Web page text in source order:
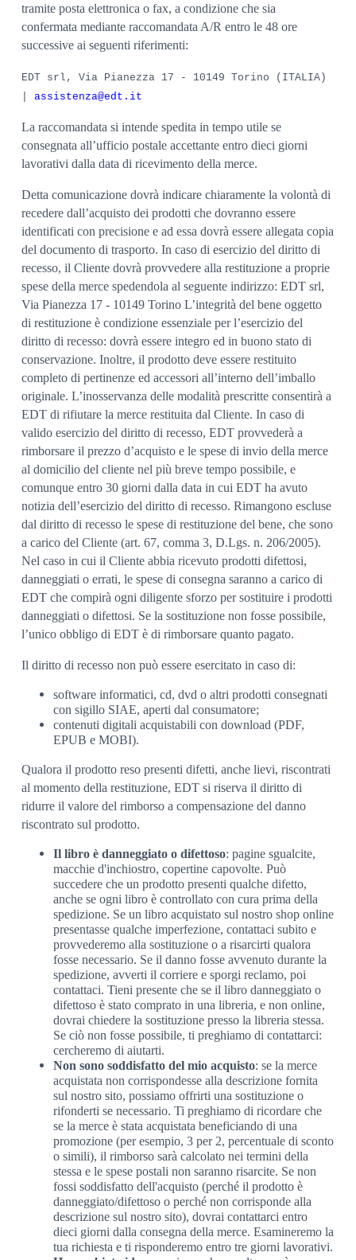
tramite posta elettronica o fax, a condizione che sia
confermata mediante raccomandata A/R entro le 48 ore
successive ai seguenti riferimenti:
EDT srl, Via Pianezza 17 - 10149 Torino (ITALIA)
|assistenza@edt.it
La raccomandata si intende spedita in tempo utile se
consegnata all’ufficio postale accettante entro dieci giorni
lavorativi dalla data di ricevimento della merce.
Detta comunicazione dovrà indicare chiaramente la volontà di
recedere dall’acquisto dei prodotti che dovranno essere
identificati con precisione e ad essa dovrà essere allegata copia
del documento di trasporto. In caso di esercizio del diritto di
recesso, il Cliente dovrà provvedere alla restituzione a proprie
spese della merce spedendola al seguente indirizzo: EDT srl,
Via Pianezza 17 - 10149 Torino L’integrità del bene oggetto
di restituzione è condizione essenziale per l’esercizio del
diritto di recesso: dovrà essere integro ed in buono stato di
conservazione. Inoltre, il prodotto deve essere restituito
completo di pertinenze ed accessori all’interno dell’imballo
originale. L’inosservanza delle modalità prescritte consentirà a
EDT di rifiutare la merce restituita dal Cliente. In caso di
valido esercizio del diritto di recesso, EDT provvederà a
rimborsare il prezzo d’acquisto e le spese di invio della merce
al domicilio del cliente nel più breve tempo possibile, e
comunque entro 30 giorni dalla data in cui EDT ha avuto
notizia dell’esercizio del diritto di recesso. Rimangono escluse
dal diritto di recesso le spese di restituzione del bene, che sono
a carico del Cliente (art. 67, comma 3, D.Lgs. n. 206/2005).
Nel caso in cui il Cliente abbia ricevuto prodotti difettosi,
danneggiati o errati, le spese di consegna saranno a carico di
EDT che compirà ogni diligente sforzo per sostituire i prodotti
danneggiati o difettosi. Se la sostituzione non fosse possibile,
l’unico obbligo di EDT è di rimborsare quanto pagato.
Il diritto di recesso non può essere esercitato in caso di:
software informatici, cd, dvd o altri prodotti consegnati
con sigillo SIAE, aperti dal consumatore;
contenuti digitali acquistabili con download (PDF,
EPUB e MOBI).
Qualora il prodotto reso presenti difetti, anche lievi, riscontrati
al momento della restituzione, EDT si riserva il diritto di
ridurre il valore del rimborso a compensazione del danno
riscontrato sul prodotto.
Il libro è danneggiato o difettoso: pagine sgualcite,
macchie d'inchiostro, copertine capovolte. Può
succedere che un prodotto presenti qualche difetto,
anche se ogni libro è controllato con cura prima della
spedizione. Se un libro acquistato sul nostro shop online
presentasse qualche imperfezione, contattaci subito e
provvederemo alla sostituzione o a risarcirti qualora
fosse necessario. Se il danno fosse avvenuto durante la
spedizione, avverti il corriere e sporgi reclamo, poi
contattaci. Tieni presente che se il libro danneggiato o
difettoso è stato comprato in una libreria, e non online,
dovrai chiedere la sostituzione presso la libreria stessa.
Se ciò non fosse possibile, ti preghiamo di contattarci:
cercheremo di aiutarti.
Non sono soddisfatto del mio acquisto: se la merce
acquistata non corrispondesse alla descrizione fornita
sul nostro sito, possiamo offrirti una sostituzione o
rifonderti se necessario. Ti preghiamo di ricordare che
se la merce è stata acquistata beneficiando di una
promozione (per esempio, 3 per 2, percentuale di sconto
o simili), il rimborso sarà calcolato nei termini della
stessa e le spese postali non saranno risarcite. Se non
fossi soddisfatto dell'acquisto (perché il prodotto è
danneggiato/difettoso o perché non corrisponde alla
descrizione sul nostro sito), dovrai contattarci entro
dieci giorni dalla consegna della merce. Esamineremo la
tua richiesta e ti risponderemo entro tre giorni lavorativi.